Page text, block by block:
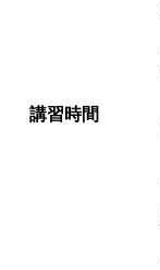
講習時間